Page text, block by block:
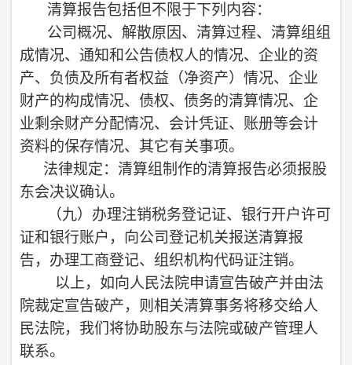
清算报告包括但不限于下列内容：
公司概况、解散原因、清算过程、清算组组
成情况、通知和公告债权人的情况、企业的资
产、负债及所有者权益（净资产）情况、企业
财产的构成情况、债权、债务的清算情况、企
业剩余财产分配情况、会计凭证、账册等会计
资料的保存情况、其它有关事项。
法律规定：清算组制作的清算报告必须报股
东会决议确认。
（九） 办理注销税务登记证、银行开户许可
证和银行账户，向公司登记机关报送清算报
告，办理工商登记、组织机构代码证注销。
以上，如向人民法院申请宣告破产并由法
院裁定宣告破产，则相关清算事务将移交给人
民法院，我们将协助股东与法院或破产管理人
联系。